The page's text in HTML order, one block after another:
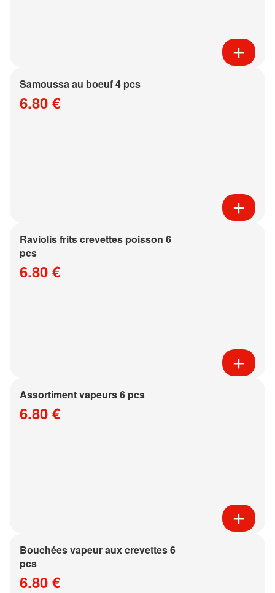
Samoussa au boeuf 4 pcs
6.80 €
Raviolis frits crevettes poisson 6
pcs
6.80 €
Assortiment vapeurs 6 pcs
6.80 €
Bouchées vapeur aux crevettes 6
pcs
6.80 €